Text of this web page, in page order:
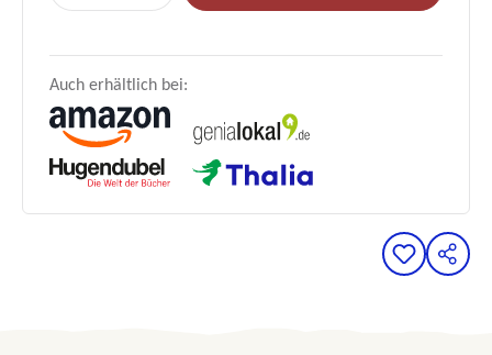
Auch erhältlich bei: